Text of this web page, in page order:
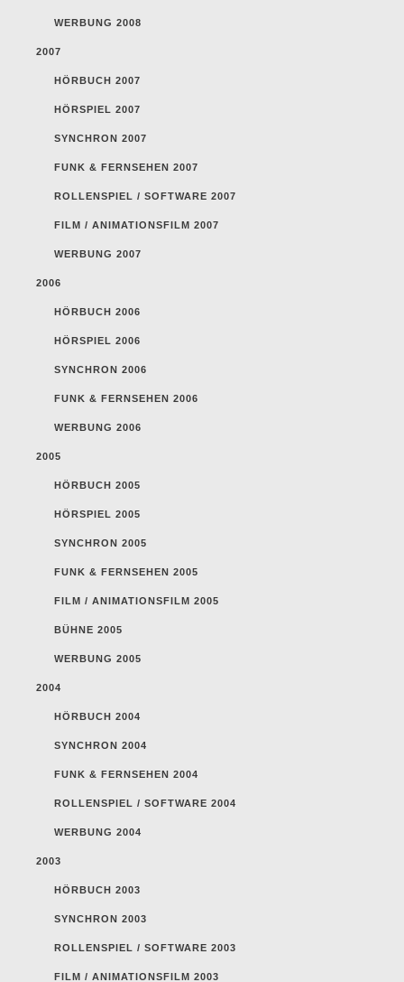
WERBUNG 2008
2007
HÖRBUCH 2007
HÖRSPIEL 2007
SYNCHRON 2007
FUNK & FERNSEHEN 2007
ROLLENSPIEL / SOFTWARE 2007
FILM / ANIMATIONSFILM 2007
WERBUNG 2007
2006
HÖRBUCH 2006
HÖRSPIEL 2006
SYNCHRON 2006
FUNK & FERNSEHEN 2006
WERBUNG 2006
2005
HÖRBUCH 2005
HÖRSPIEL 2005
SYNCHRON 2005
FUNK & FERNSEHEN 2005
FILM / ANIMATIONSFILM 2005
BÜHNE 2005
WERBUNG 2005
2004
HÖRBUCH 2004
SYNCHRON 2004
FUNK & FERNSEHEN 2004
ROLLENSPIEL / SOFTWARE 2004
WERBUNG 2004
2003
HÖRBUCH 2003
SYNCHRON 2003
ROLLENSPIEL / SOFTWARE 2003
FILM / ANIMATIONSFILM 2003